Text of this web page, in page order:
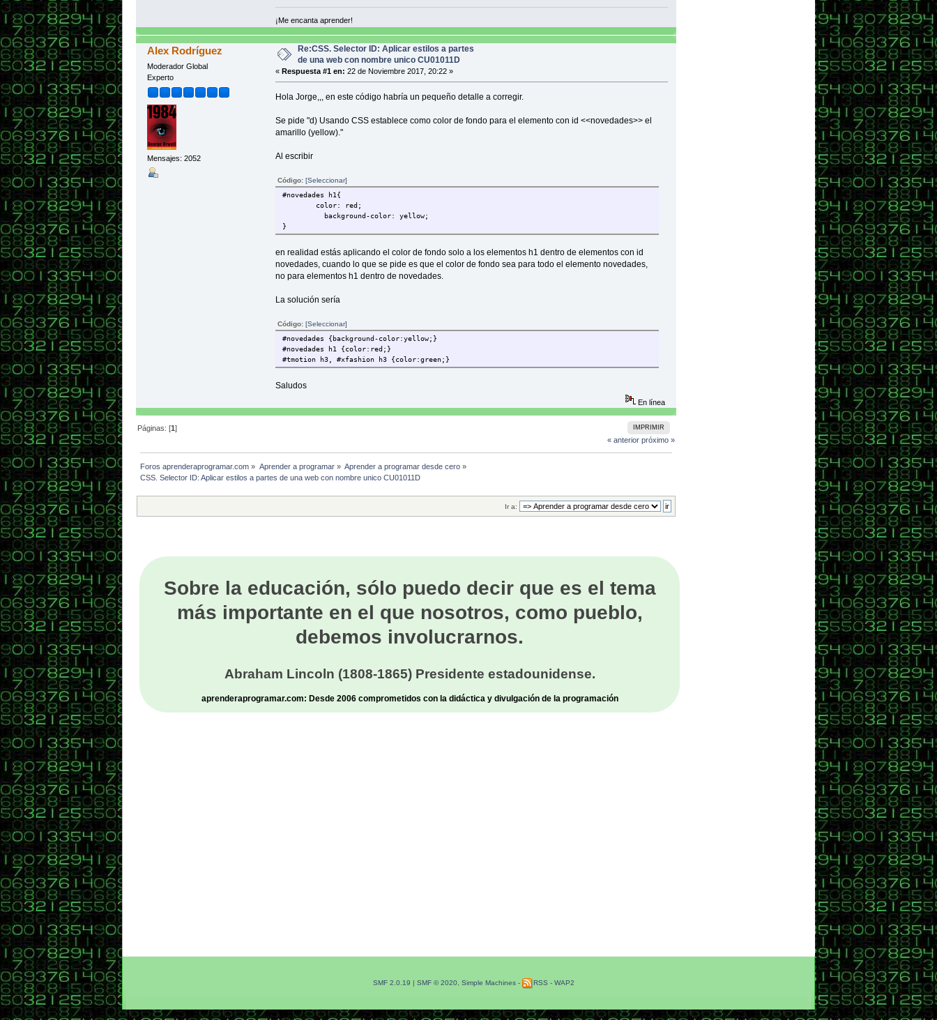
¡Me encanta aprender!
Alex Rodríguez
Moderador Global
Experto
Mensajes: 2052
Re:CSS. Selector ID: Aplicar estilos a partes
de una web con nombre unico CU01011D
« Respuesta #1 en: 22 de Noviembre 2017, 20:22 »
Hola Jorge,,, en este código habría un pequeño detalle a corregir.
Se pide "d) Usando CSS establece como color de fondo para el elemento con id <<novedades>> el
amarillo (yellow)."
Al escribir
Código: [Seleccionar]
#novedades h1{
color: red;
background-color: yellow;
}
en realidad estás aplicando el color de fondo solo a los elementos h1 dentro de elementos con id
novedades, cuando lo que se pide es que el color de fondo sea para todo el elemento novedades,
no para elementos h1 dentro de novedades.
La solución sería
Código: [Seleccionar]
#novedades {background-color:yellow;}
#novedades h1 {color:red;}
#tmotion h3, #xfashion h3 {color:green;}
Saludos
En línea
IMPRIMIR
Páginas: [1]
« anterior próximo »
Foros aprenderaprogramar.com » Aprender a programar» Aprender a programar desde cero»
CSS. Selector ID: Aplicar estilos a partes de una web con nombre unico CU01011D
Ir a:
Sobre la educación, sólo puedo decir que es el tema
más importante en el que nosotros, como pueblo,
debemos involucrarnos.
Abraham Lincoln (1808-1865) Presidente estadounidense.
aprenderaprogramar.com: Desde 2006 comprometidos con la didáctica y divulgación de la programación
SMF 2.0.19 | SMF © 2020, Simple Machines - RSS - WAP2